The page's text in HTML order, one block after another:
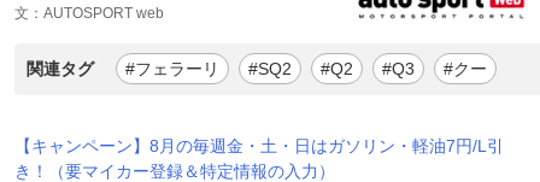
文：AUTOSPORT web
関連タグ #フェラーリ #SQ2 #Q2 #Q3 #クー
【キャンペーン】8月の毎週金・土・日はガソリン・軽油7円/L引
き！（要マイカー登録＆特定情報の入力）